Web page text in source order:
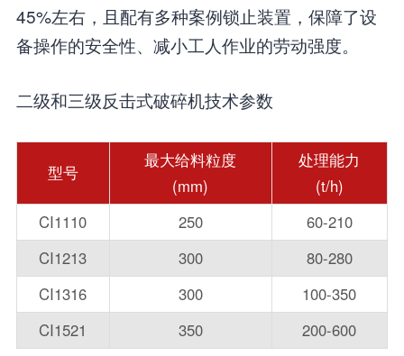
45%左右，且配有多种案例锁止装置，保障了设
备操作的安全性、减小工人作业的劳动强度。
二级和三级反击式破碎机技术参数
型号
最大给料粒度
(mm)
处理能力
(t/h)
CI1110
250
60-210
CI1213
300
80-280
CI1316
300
100-350
CI1521
350 200-600